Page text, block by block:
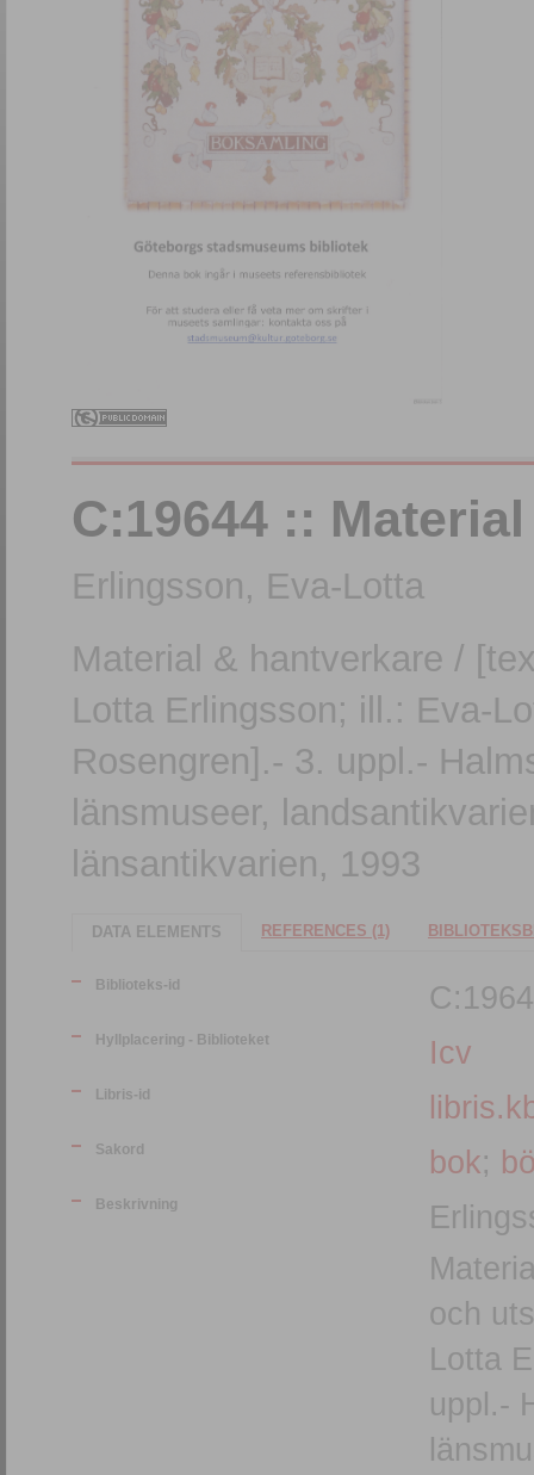
C:19644 ::
Erlingsson, Eva-Lotta
Material & hantverkare /
Lotta Erlingsson; ill.: Eva-
Rosengren].- 3. uppl.-
länsmuseer,
länsantikvarien, 1993
DATA ELEMENTS REFERENCES (1)
Biblioteks-id
Hyllplacering - Biblioteket Icv
Libris-id
Sakord bok;
Beskrivning
och
Lotta
uppl.- Halmstad :b Stiftelsen Hallands